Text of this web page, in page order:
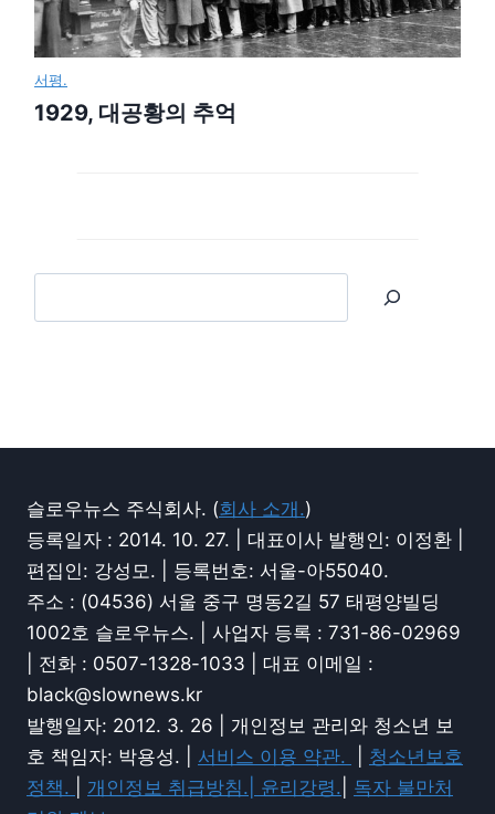
서평.
1929, 대공황의 추억
슬로우뉴스 주식회사. (회사 소개.)
등록일자 : 2014. 10. 27. | 대표이사 발행인: 이정환 |
편집인: 강성모. | 등록번호: 서울-아55040.
주소 : (04536) 서울 중구 명동2길 57 태평양빌딩
1002호 슬로우뉴스. | 사업자 등록 : 731-86-02969
| 전화 : 0507-1328-1033 | 대표 이메일 :
black@slownews.kr
발행일자: 2012. 3. 26 | 개인정보 관리와 청소년 보
호 책임자: 박용성. | 서비스 이용 약관.
청소년보호
정책.
개인정보 취급방침.| 윤리강령.
독자 불만처